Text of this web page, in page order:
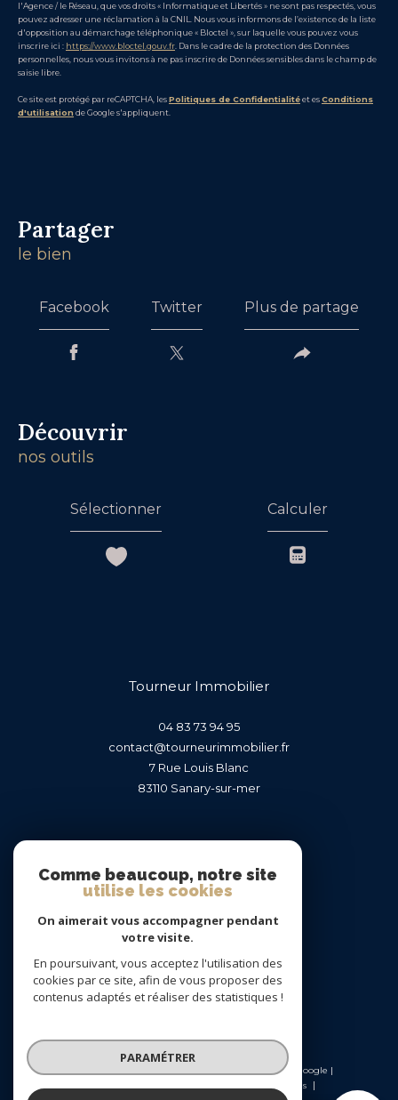
l'Agence / le Réseau, que vos droits « Informatique et Libertés » ne sont pas respectés, vous
pouvez adresser une réclamation à la CNIL. Nous vous informons de l’existence de la liste
d'opposition au démarchage téléphonique « Bloctel », sur laquelle vous pouvez vous
inscrire ici : https://www.bloctel.gouv.fr . Dans le cadre de la protection des Données
personnelles, nous vous invitons à ne pas inscrire de Données sensibles dans le champ de
saisie libre.
Ce site est protégé par reCAPTCHA, lesPolitiques de Confidentialitéet esConditions
d'utilisation de Google s'appliquent.
partager
le bien
Facebook Twitter Plus de partage
découvrir
nos outils
Sélectionner Calculer
Tourneur Immobilier
04 83 73 94 95
contact@tourneurimmobilier.fr
7 Rue Louis Blanc
83110
sanary-sur-mer
Adhérents
© 2026 | Tous droits réservés | Traduction powered by Google |
Mentions légales
Comme beaucoup, notre site
utilise les cookies
On aimerait vous accompagner pendant
votre visite.
En poursuivant, vous acceptez l'utilisation des
cookies par ce site, afin de vous proposer des
contenus adaptés et réaliser des statistiques !
PARAMÉTRER